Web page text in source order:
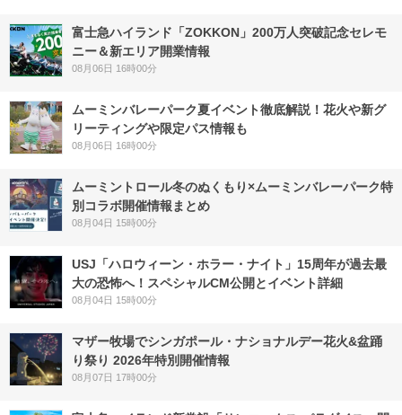
富士急ハイランド「ZOKKON」200万人突破記念セレモ
ニー＆新エリア開業情報
08月06日 16時00分
ムーミンバレーパーク夏イベント徹底解説！花火や新グ
リーティングや限定パス情報も
08月06日 16時00分
ムーミントロール冬のぬくもり×ムーミンバレーパーク特
別コラボ開催情報まとめ
08月04日 15時00分
USJ「ハロウィーン・ホラー・ナイト」15周年が過去最
大の恐怖へ！スペシャルCM公開とイベント詳細
08月04日 15時00分
マザー牧場でシンガポール・ナショナルデー花火&盆踊
り祭り 2026年特別開催情報
08月07日 17時00分